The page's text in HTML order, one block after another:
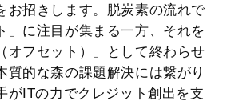
お招きします。脱炭素の流れで
」に注目が集まる一方、それを
オフセット）」として終わらせ
質的な森の課題解決には繋がり
がITの力でクレジット創出を支